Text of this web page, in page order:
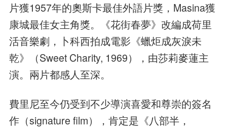
片獲1957年的奧斯卡最佳外語片獎，Masina獲
康城最佳女主角獎。《花街春夢》改編成荷里
活音樂劇，卜科西拍成電影《蠟炬成灰淚未
乾》（Sweet Charity, 1969），由莎莉麥蓮主
演。兩片都感人至深。
費里尼至今仍受到不少導演喜愛和尊崇的簽名
作（signature film），肯定是《八部半，